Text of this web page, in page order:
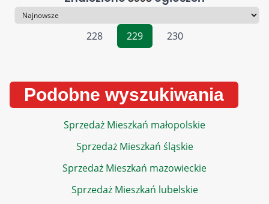
Sortowanie
228
229 230
Podobne wyszukiwania
Sprzedaż Mieszkań małopolskie
Sprzedaż Mieszkań śląskie
Sprzedaż Mieszkań mazowieckie
Sprzedaż Mieszkań lubelskie